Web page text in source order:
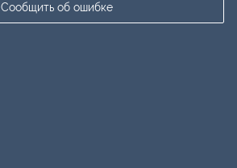
Сообщить об ошибке